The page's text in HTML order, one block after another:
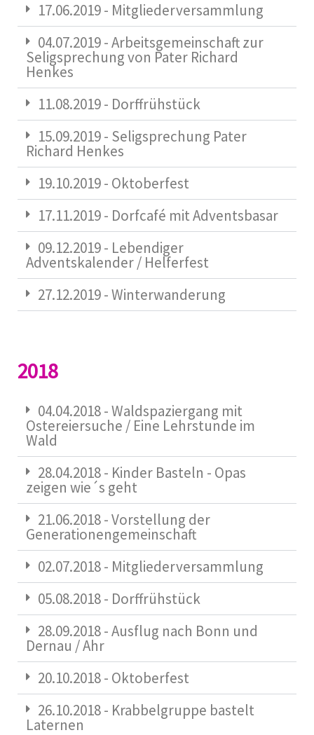
17.06.2019 - Mitgliederversammlung
04.07.2019 - Arbeitsgemeinschaft zur
Seligsprechung von Pater Richard
Henkes
11.08.2019 - Dorffrühstück
15.09.2019 - Seligsprechung Pater
Richard Henkes
19.10.2019 - Oktoberfest
17.11.2019 - Dorfcafé mit Adventsbasar
09.12.2019 - Lebendiger
Adventskalender / Helferfest
27.12.2019 - Winterwanderung
2018
04.04.2018 - Waldspaziergang mit
Ostereiersuche / Eine Lehrstunde im
Wald
28.04.2018 - Kinder Basteln - Opas
zeigen wie´s geht
21.06.2018 - Vorstellung der
Generationengemeinschaft
02.07.2018 - Mitgliederversammlung
05.08.2018 - Dorffrühstück
28.09.2018 - Ausflug nach Bonn und
Dernau / Ahr
20.10.2018 - Oktoberfest
26.10.2018 - Krabbelgruppe bastelt
Laternen